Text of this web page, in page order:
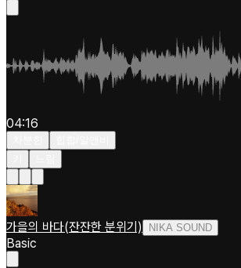
04:16
가을의 바다(잔잔한 분위기) NIKA SOUND
Basic